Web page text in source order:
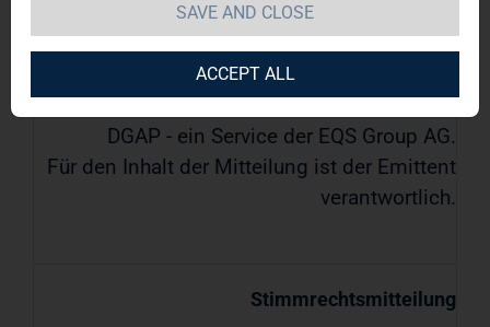
21.02.2018 / 16:45
Veröffentlichung einer
Stimmrechtsmitteilung übermittelt durch
DGAP - ein Service der EQS Group AG.
Für den Inhalt der Mitteilung ist der Emittent
verantwortlich.
Stimmrechtsmitteilung
SAVE AND CLOSE
ACCEPT ALL